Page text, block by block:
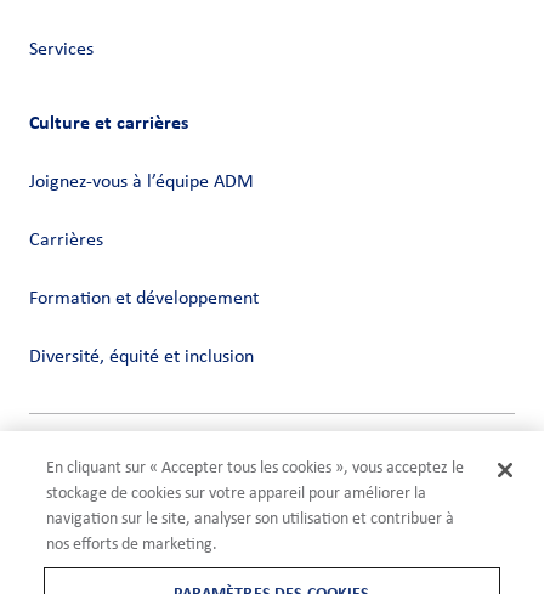
Services
Culture et carrières
Joignez-vous à l’équipe ADM
Carrières
Formation et développement
Diversité, équité et inclusion
Vie privée
Conditions
Compliance
Paramètres des cookies
En cliquant sur « Accepter tous les cookies », vous acceptez le
stockage de cookies sur votre appareil pour améliorer la
navigation sur le site, analyser son utilisation et contribuer à
nos efforts de marketing.